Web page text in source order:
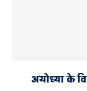
अयोध्या के